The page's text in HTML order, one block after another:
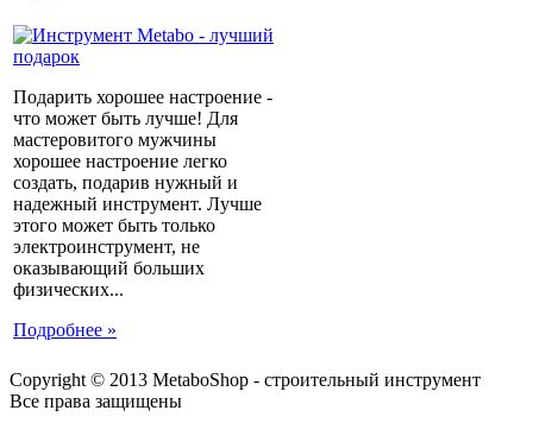
Подарить хорошее настроение -
что может быть лучше! Для
мастеровитого мужчины
хорошее настроение легко
создать, подарив нужный и
надежный инструмент. Лучше
этого может быть только
электроинструмент, не
оказывающий больших
физических...
Подробнее »
Copyright © 2013 MetaboShop - строительный инструмент
Все права защищены